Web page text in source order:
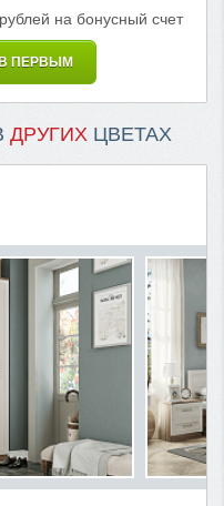
на бонусный счет
ПЕРВЫМ
ДРУГИХ ЦВЕТАХ